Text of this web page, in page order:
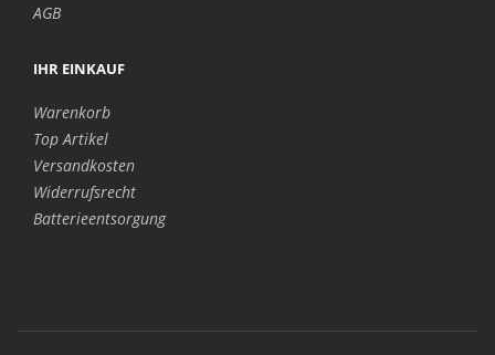
AGB
IHR EINKAUF
Warenkorb
Top Artikel
Versandkosten
Widerrufsrecht
Batterieentsorgung